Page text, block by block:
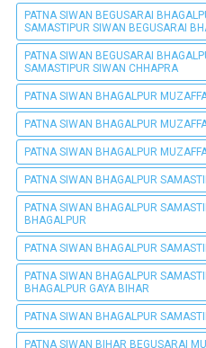
PATNA SIWAN BEGUSARAI
SAMASTIPUR SIWAN BEGUSARAI
PATNA SIWAN BEGUSARAI
SAMASTIPUR SIWAN CHHAPRA
PATNA SIWAN BHAGALPUR
PATNA SIWAN BHAGALPUR
PATNA SIWAN BHAGALPUR
PATNA SIWAN BHAGALPUR
PATNA SIWAN BHAGALPUR
BHAGALPUR
PATNA SIWAN BHAGALPUR
PATNA SIWAN BHAGALPUR
BHAGALPUR GAYA BIHAR
PATNA SIWAN BHAGALPUR
PATNA SIWAN BIHAR BEGUSARAI